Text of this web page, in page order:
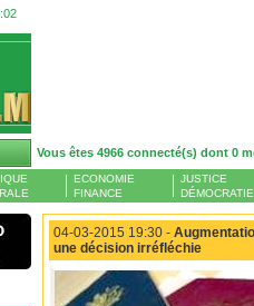
Vous êtes 4966 connecté(s) dont 0
ECONOMIE
FINANCE
JUSTICE
DÉMOCRATIE
04-03-2015 19:30 -
une décision irréfléchie